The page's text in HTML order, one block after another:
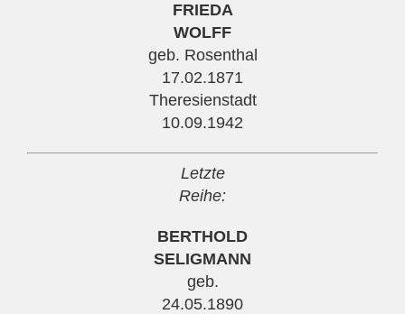
FRIEDA
WOLFF
geb. Rosenthal
17.02.1871
Theresienstadt
10.09.1942
Letzte
Reihe:
BERTHOLD
SELIGMANN
geb.
24.05.1890